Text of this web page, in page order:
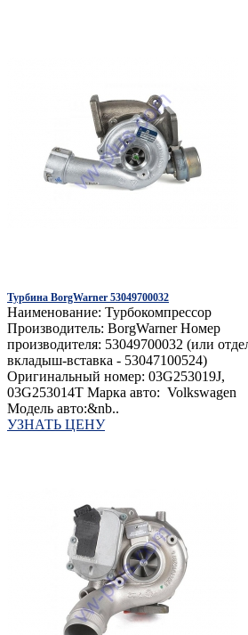
Турбина BorgWarner 53049700032
Наименование: Турбокомпрессор
Производитель: BorgWarner Номер
производителя: 53049700032 (или
вкладыш-вставка - 53047100524)
Оригинальный номер: 03G253019J,
03G253014T Марка авто: Volkswagen
Модель авто:&nb..
УЗНАТЬ ЦЕНУ